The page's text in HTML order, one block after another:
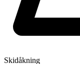
Skidåkning